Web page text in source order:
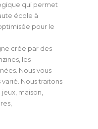
qui permet
école à
pour le
crée par des
les
Nous vous
Nous traitons
maison,